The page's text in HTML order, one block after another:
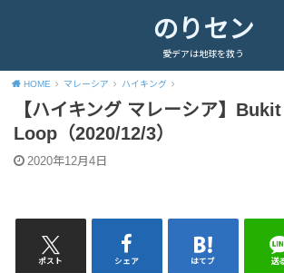
のりセン
愛デアは地球を救う
HOME マレーシア ハイキング
【ハイキング マレーシア】
Loop（2020/12/3）
2020年12月4日
ポスト シェア はてブ 送